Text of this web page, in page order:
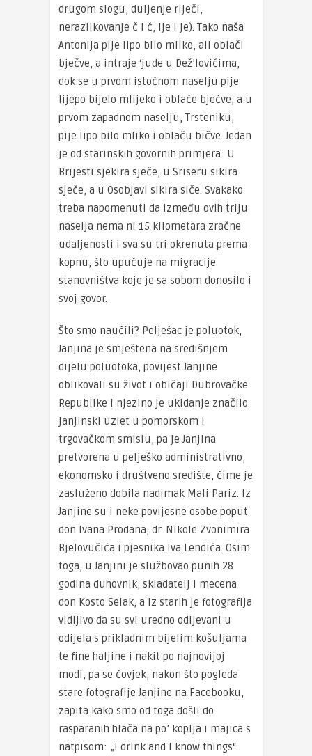
drugom slogu, duljenje riječi,
nerazlikovanje č i ć, ije i je). Tako naša
Antonija pije lipo bilo mliko, ali oblači
bječve, a intraje ‘jude u Dež’lovićima,
dok se u prvom istočnom naselju pije
lijepo bijelo mlijeko i oblače bječve, a u
prvom zapadnom naselju, Trsteniku,
pije lipo bilo mliko i oblaču bičve. Jedan
je od starinskih govornih primjera: U
Brijesti sjekira sječe, u Sriseru sikira
sječe, a u Osobjavi sikira siče. Svakako
treba napomenuti da između ovih triju
naselja nema ni 15 kilometara zračne
udaljenosti i sva su tri okrenuta prema
kopnu, što upućuje na migracije
stanovništva koje je sa sobom donosilo i
svoj govor.
Što smo naučili? Pelješac je poluotok,
Janjina je smještena na središnjem
dijelu poluotoka, povijest Janjine
oblikovali su život i običaji Dubrovačke
Republike i njezino je ukidanje značilo
janjinski uzlet u pomorskom i
trgovačkom smislu, pa je Janjina
pretvorena u pelješko administrativno,
ekonomsko i društveno središte, čime je
zasluženo dobila nadimak Mali Pariz. Iz
Janjine su i neke povijesne osobe poput
don Ivana Prodana, dr. Nikole Zvonimira
Bjelovučića i pjesnika Iva Lendića. Osim
toga, u Janjini je službovao punih 28
godina duhovnik, skladatelj i mecena
don Kosto Selak, a iz starih je fotografija
vidljivo da su svi uredno odijevani u
odijela s prikladnim bijelim košuljama
te fine haljine i nakit po najnovijoj
modi, pa se čovjek, nakon što pogleda
stare fotografije Janjine na Facebooku,
zapita kako smo od toga došli do
rasparanih hlača na po’ koplja i majica s
natpisom: „I drink and I know things“.